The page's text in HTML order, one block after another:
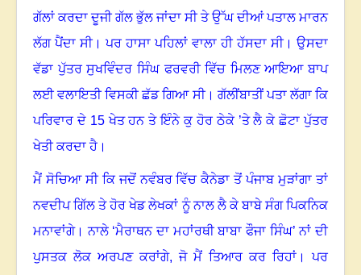
ਗੱਲਾਂ ਕਰਦਾ ਦੂਜੀ ਗੱਲ ਭੁੱਲ ਜਾਂਦਾ ਸੀ ਤੇ ਉੱਘ ਦੀਆਂ ਪਤਾਲ ਮਾਰਨ
ਲੱਗ ਪੈਂਦਾ ਸੀ।ਪਰ ਹਾਸਾ ਪਹਿਲਾਂ ਵਾਲਾ ਹੀ ਹੱਸਦਾ ਸੀ। ਉਸਦਾ
ਵੱਡਾ ਪੁੱਤਰ ਸੁਖਵਿੰਦਰ ਸਿੰਘ ਫਰਵਰੀ ਵਿੱਚ ਮਿਲਣ ਆਇਆ ਬਾਪ
ਲਈ ਵਲਾਇਤੀ ਵਿਸਕੀ ਛੱਡ ਗਿਆ ਸੀ। ਗੱਲੀਂਬਾਤੀਂ ਪਤਾ ਲੱਗਾ ਕਿ
ਪਰਿਵਾਰ ਦੇ 15ਖੇਤ ਹਨ ਤੇ ਇੰਨੇ ਕੁ ਹੋਰ ਠੇਕੇ ’ਤੇ ਲੈ ਕੇ ਛੋਟਾ ਪੁੱਤਰ
ਖੇਤੀ ਕਰਦਾ ਹੈ ।
ਮੈਂ ਸੋਚਿਆ ਸੀ ਕਿ ਜਦੋਂ ਨਵੰਬਰ ਵਿੱਚ ਕੈਨੇਡਾ ਤੋਂ ਪੰਜਾਬ ਮੁੜਾਂਗਾ ਤਾਂ
ਨਵਦੀਪ ਗਿੱਲ ਤੇ ਹੋਰ ਖੇਡ ਲੇਖਕਾਂ ਨੂੰ ਨਾਲ ਲੈ ਕੇ ਬਾਬੇ ਸੰਗ ਪਿਕਨਿਕ
ਮਨਾਵਾਂਗੇ।ਨਾਲੇ ‘ਮੈਰਾਥਨ ਦਾ ਮਹਾਂਰਥੀ ਬਾਬਾ ਫੌਜਾ ਸਿੰਘ’ ਨਾਂ ਦੀ
ਪੁਸਤਕ ਲੋਕ ਅਰਪਣ ਕਰਾਂਗੇ, ਜੋ ਮੈਂ ਤਿਆਰ ਕਰ ਰਿਹਾਂ ।ਪਰ